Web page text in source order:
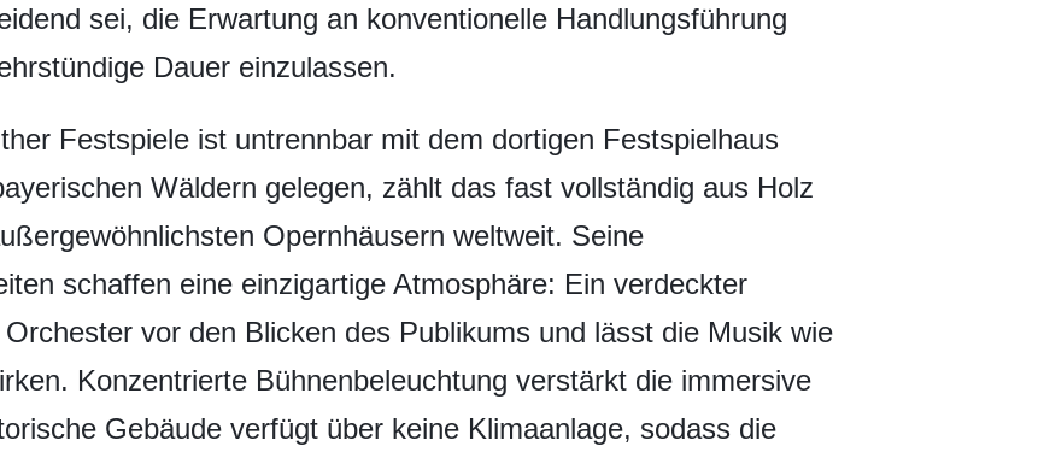
sei, die Erwartung an konventionelle Handlungsführung
Dauer einzulassen.
Festspiele ist untrennbar mit dem dortigen Festspielhaus
Wäldern gelegen, zählt das fast vollständig aus Holz
Opernhäusern weltweit. Seine
schaffen eine einzigartige Atmosphäre: Ein verdeckter
vor den Blicken des Publikums und lässt die Musik wie
Konzentrierte Bühnenbeleuchtung verstärkt die immersive
Gebäude verfügt über keine Klimaanlage, sodass die